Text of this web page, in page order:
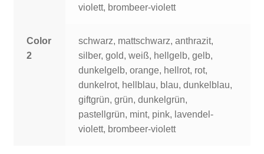
violett, brombeer-violett
Color
2
schwarz, mattschwarz, anthrazit,
silber, gold, weiß, hellgelb, gelb,
dunkelgelb, orange, hellrot, rot,
dunkelrot, hellblau, blau, dunkelblau,
giftgrün, grün, dunkelgrün,
pastellgrün, mint, pink, lavendel-
violett, brombeer-violett